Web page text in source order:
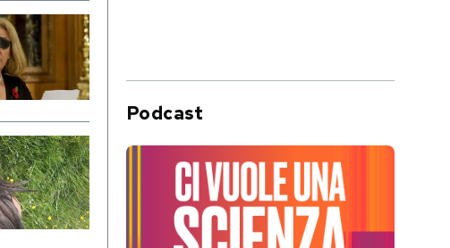
Podcast